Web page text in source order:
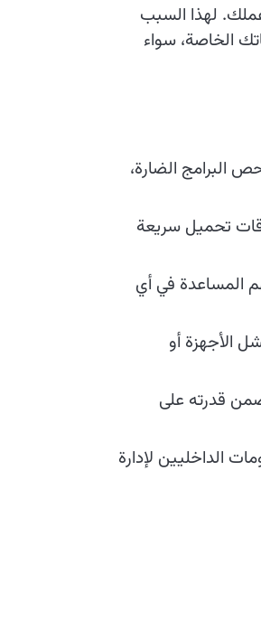
لهذا السبب
الخاصة، سواء
البرامج الضارة،
تحميل سريعة
المساعدة في أي
الأجهزة أو
قدرته على
الداخليين لإدارة